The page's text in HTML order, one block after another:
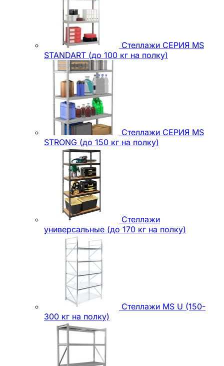
Стеллажи СЕРИЯ MS
STANDART (до 100 кг на полку)
Стеллажи СЕРИЯ MS
STRONG (до 150 кг на полку)
Стеллажи
универсальные (до 170 кг на полку)
Стеллажи MS U (150-
300 кг на полку)